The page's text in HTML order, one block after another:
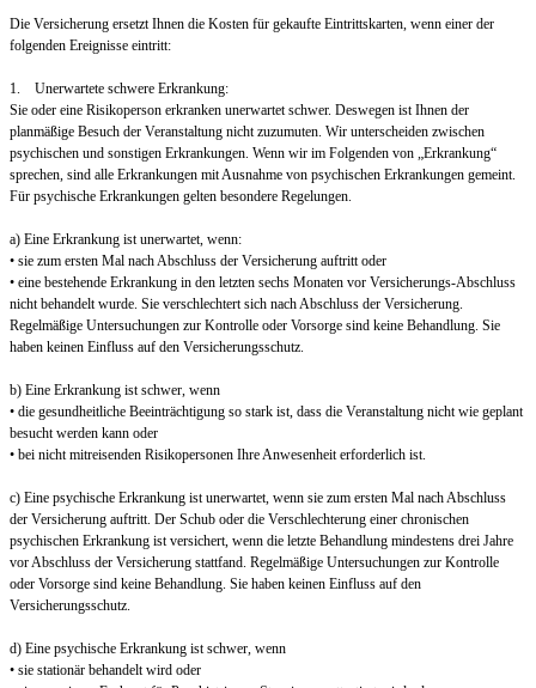
Die Versicherung ersetzt Ihnen die Kosten für gekaufte Eintrittskarten, wenn einer der
folgenden Ereignisse eintritt:
1. Unerwartete schwere Erkrankung:
Sie oder eine Risikoperson erkranken unerwartet schwer. Deswegen ist Ihnen der
planmäßige Besuch der Veranstaltung nicht zuzumuten. Wir unterscheiden zwischen
psychischen und sonstigen Erkrankungen. Wenn wir im Folgenden von „Erkrankung“
sprechen, sind alle Erkrankungen mit Ausnahme von psychischen Erkrankungen gemeint.
Für psychische Erkrankungen gelten besondere Regelungen.
a) Eine Erkrankung ist unerwartet, wenn:
• sie zum ersten Mal nach Abschluss der Versicherung auftritt oder
• eine bestehende Erkrankung in den letzten sechs Monaten vor Versicherungs-Abschluss
nicht behandelt wurde. Sie verschlechtert sich nach Abschluss der Versicherung.
Regelmäßige Untersuchungen zur Kontrolle oder Vorsorge sind keine Behandlung. Sie
haben keinen Einfluss auf den Versicherungsschutz.
b) Eine Erkrankung ist schwer, wenn
• die gesundheitliche Beeinträchtigung so stark ist, dass die Veranstaltung nicht wie geplant
besucht werden kann oder
• bei nicht mitreisenden Risikopersonen Ihre Anwesenheit erforderlich ist.
c) Eine psychische Erkrankung ist unerwartet, wenn sie zum ersten Mal nach Abschluss
der Versicherung auftritt. Der Schub oder die Verschlechterung einer chronischen
psychischen Erkrankung ist versichert, wenn die letzte Behandlung mindestens drei Jahre
vor Abschluss der Versicherung stattfand. Regelmäßige Untersuchungen zur Kontrolle
oder Vorsorge sind keine Behandlung. Sie haben keinen Einfluss auf den
Versicherungsschutz.
d) Eine psychische Erkrankung ist schwer, wenn
• sie stationär behandelt wird oder